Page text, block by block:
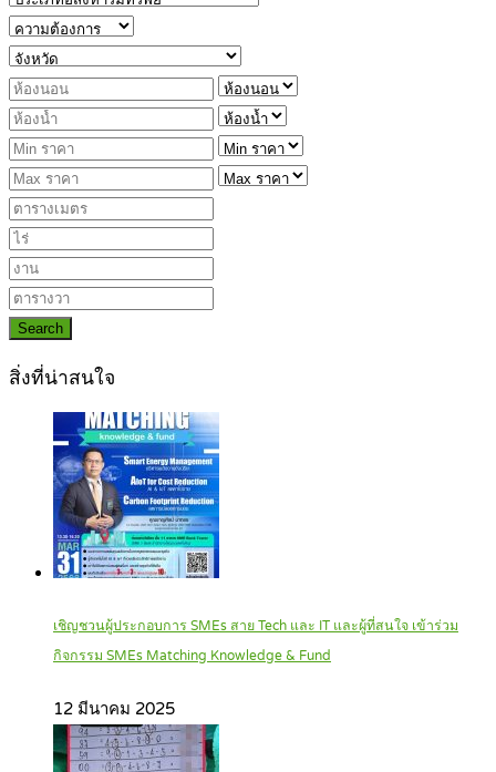
Search
สิ่งที่น่าสนใจ
เชิญชวนผู้ประกอบการ SMEs สาย Tech และ IT และผู้ที่สนใจ เข้าร่วม
กิจกรรม SMEs Matching Knowledge & Fund
12 มีนาคม 2025